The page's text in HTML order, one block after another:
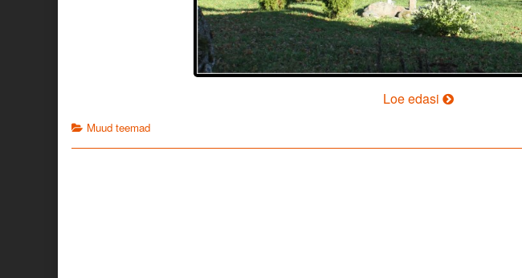
Loe edasiTeatepulk
Categories
Muud teemad